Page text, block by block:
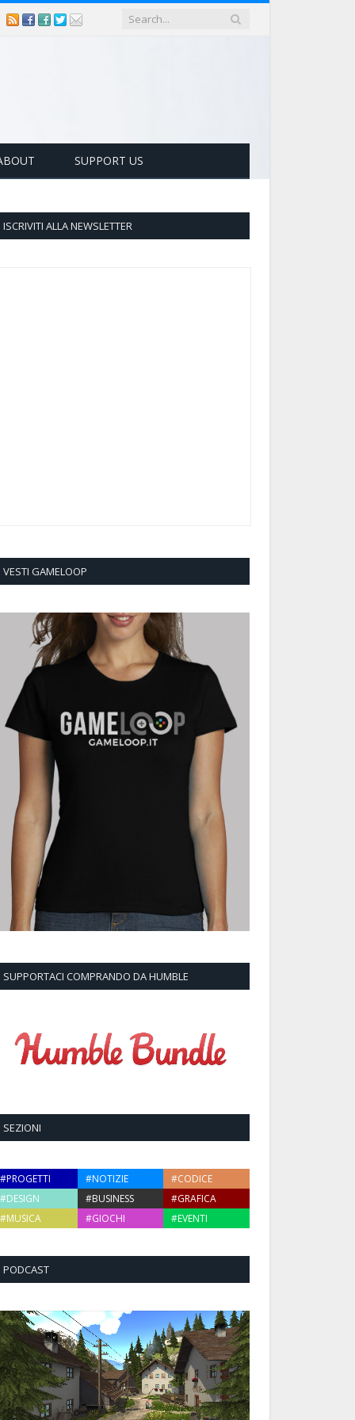
SUPPORT US
ISCRIVITI ALLA NEWSLETTER
VESTI GAMELOOP
SUPPORTACI COMPRANDO DA HUMBLE
SEZIONI
#PROGETTI #NOTIZIE
#CODICE
#DESIGN
#BUSINESS
#GRAFICA
#MUSICA
#GIOCHI #EVENTI
PODCAST